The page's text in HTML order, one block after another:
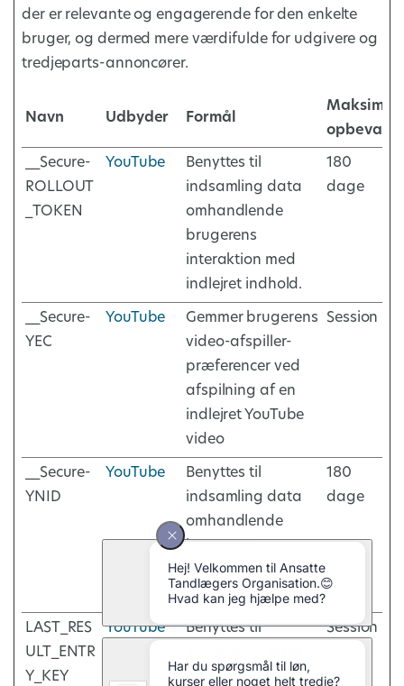
der er relevante og engagerende for den enkelte
bruger, og dermed mere værdifulde for udgivere og
tredjeparts-annoncører.
Navn Udbyder Formål
Maksimal
__Secure-
ROLLOUT
_TOKEN
YouTube
Benyttes til
indsamling data
omhandlende
brugerens
interaktion med
indlejret indhold.
180
dage
__Secure-
YEC
YouTube
Gemmer brugerens
video-afspiller-
præferencer ved
afspilning af en
indlejret YouTube
video
Session
__Secure-
YNID
YouTube
Benyttes til
indsamling data
omhandlende
interaktion med
indlejret indhold.
180
dage
LAST_RES
ULT_ENTR
Y_KEY
YouTube
Benyttes til
omhandlende
Session